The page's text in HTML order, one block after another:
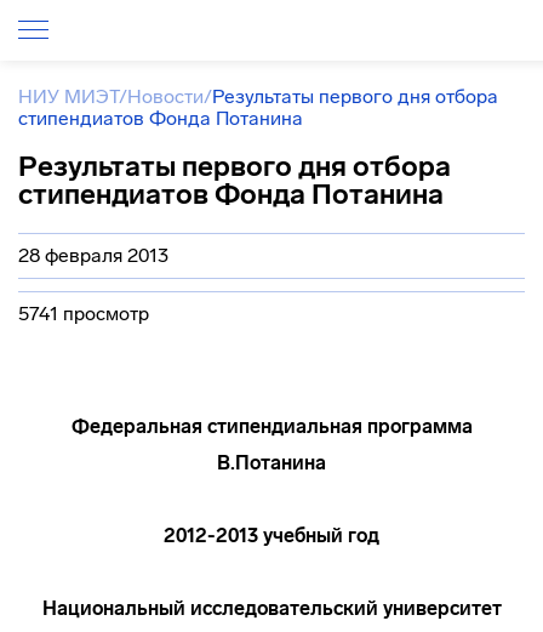
НИУ МИЭТ/Новости/Результаты первого дня отбора
стипендиатов Фонда Потанина
Результаты первого дня отбора
стипендиатов Фонда Потанина
28 февраля 2013
5741 просмотр
Федеральная стипендиальная программа
В.Потанина
2012-2013 учебный год
Национальный исследовательский университет